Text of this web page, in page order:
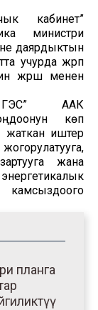
кабинет”
министри
даярдыктын
учурда жүрүп
жүрүшү менен
ГЭС” ААК
көп
жаткан иштер
жана
планга